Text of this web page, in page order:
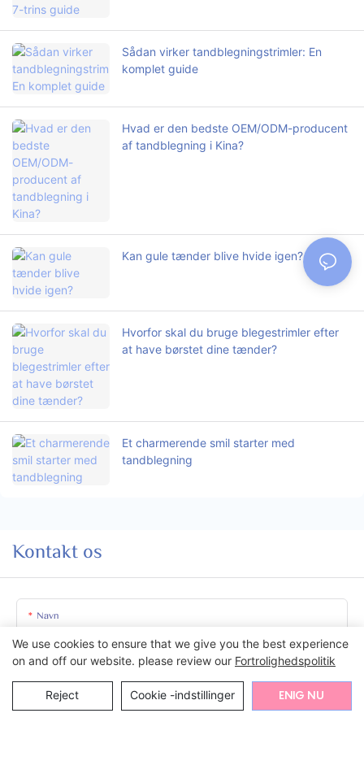
Sådan virker tandblegningstrimler: En
komplet guide
Hvad er den bedste OEM/ODM-producent
af tandblegning i Kina?
Kan gule tænder blive hvide igen?
Hvorfor skal du bruge blegestrimler efter
at have børstet dine tænder?
Et charmerende smil starter med
tandblegning
Kontakt os
Navn
E-Mail.
Indhold
We use cookies to ensure that we give you the best experience
on and off our website. please review our Fortrolighedspolitik
Reject Cookie -indstillinger ENIG NU